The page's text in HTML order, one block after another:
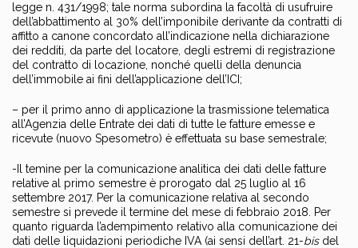
legge n. 431/1998; tale norma subordina la facoltà di usufruire
dell’abbattimento al 30% dell’imponibile derivante da contratti di
affitto a canone concordato all’indicazione nella dichiarazione
dei redditi, da parte del locatore, degli estremi di registrazione
del contratto di locazione, nonché quelli della denuncia
dell’immobile ai fini dell’applicazione dell’ICI;
– per il primo anno di applicazione la trasmissione telematica
all’Agenzia delle Entrate dei dati di tutte le fatture emesse e
ricevute (nuovo Spesometro) è effettuata su base semestrale;
-Il temine per la comunicazione analitica dei dati delle fatture
relative al primo semestre è prorogato dal 25 luglio al 16
settembre 2017. Per la comunicazione relativa al secondo
semestre si prevede il termine del mese di febbraio 2018. Per
quanto riguarda l’adempimento relativo alla comunicazione dei
dati delle liquidazioni periodiche IVA (ai sensi dell’art. 21-bisdel